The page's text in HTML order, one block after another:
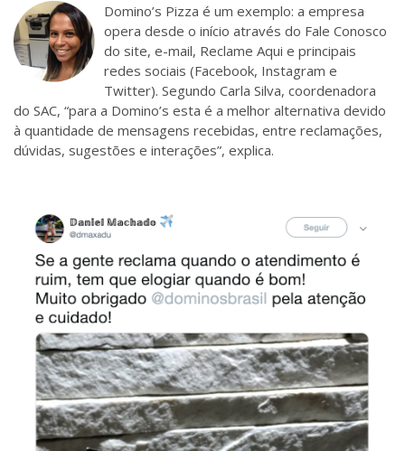
Domino’s Pizza é um exemplo: a empresa
opera desde o início através do Fale Conosco
do site, e-mail, Reclame Aqui e principais
redes sociais (Facebook, Instagram e
Twitter). Segundo Carla Silva, coordenadora
do SAC, “para a Domino’s esta é a melhor alternativa devido
à quantidade de mensagens recebidas, entre reclamações,
dúvidas, sugestões e interações”, explica.